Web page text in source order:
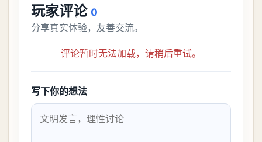
玩家评论 0
分享真实体验，友善交流。
评论暂时无法加载，请稍后重试。
写下你的想法